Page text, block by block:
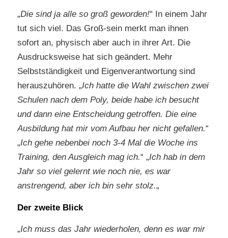
„Die sind ja alle so groß geworden!“ In einem Jahr
tut sich viel. Das Groß-sein merkt man ihnen
sofort an, physisch aber auch in ihrer Art. Die
Ausdrucksweise hat sich geändert. Mehr
Selbstständigkeit und Eigenverantwortung sind
herauszuhören. „Ich hatte die Wahl zwischen zwei
Schulen nach dem Poly, beide habe ich besucht
und dann eine Entscheidung getroffen. Die eine
Ausbildung hat mir vom Aufbau her nicht gefallen.“
„Ich gehe nebenbei noch 3-4 Mal die Woche ins
Training, den Ausgleich mag ich.“ „Ich hab in dem
Jahr so viel gelernt wie noch nie, es war
anstrengend, aber ich bin sehr stolz.„
Der zweite Blick
„Ich muss das Jahr wiederholen, denn es war mir